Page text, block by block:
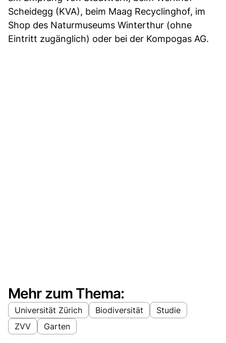
Scheidegg (KVA), beim Maag Recyclinghof, im
Shop des Naturmuseums Winterthur (ohne
Eintritt zugänglich) oder bei der Kompogas AG.
Mehr zum Thema:
Universität Zürich Biodiversität
Studie
ZVV
Garten